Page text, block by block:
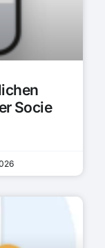
Socie